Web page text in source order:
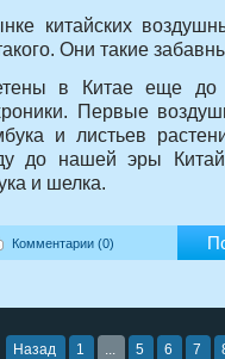
китайских
Они такие
в Китае еще до
Первые
и листьев
до нашей эры
и шелка.
Комментарии (0)
Назад 1 ... 5 6 7